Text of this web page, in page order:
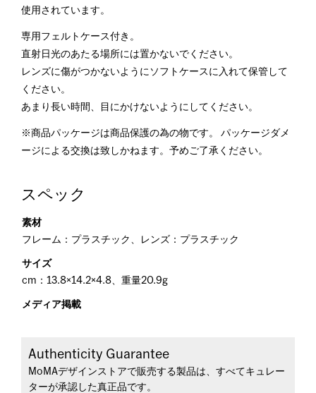
使用されています。
専用フェルトケース付き。
直射日光のあたる場所には置かないでください。
レンズに傷がつかないようにソフトケースに入れて保管して
ください。
あまり長い時間、目にかけないようにしてください。
※商品パッケージは商品保護の為の物です。 パッケージダメ
ージによる交換は致しかねます。予めご了承ください。
スペック
素材
フレーム：プラスチック、レンズ：プラスチック
サイズ
cm：13.8×14.2×4.8、重量20.9g
メディア掲載
Authenticity Guarantee
MoMAデザインストアで販売する製品は、すべてキュレー
ターが承認した真正品です。